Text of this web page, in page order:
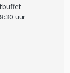
uur